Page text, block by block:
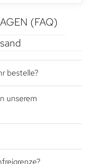
(FAQ)
bestelle?
unserem